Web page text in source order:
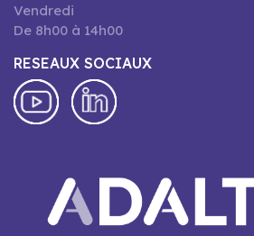
Vendredi
De 8h00 à 14h00
RESEAUX SOCIAUX